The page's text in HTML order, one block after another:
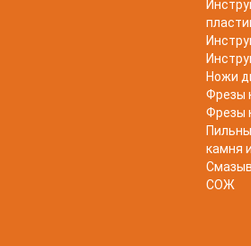
Ножи
Фрезы
Фрезы
камня
СОЖ